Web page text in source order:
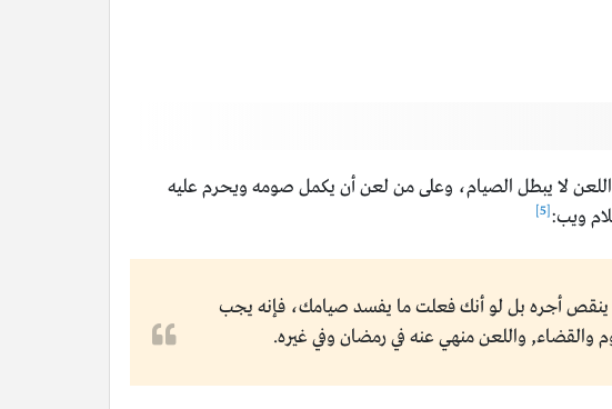
اللعن لا يبطل الصيام، وعلى من لعن أن يكمل صومه ويحرم عليه
ويب:[5]
أجره بل لو أنك فعلت ما يفسد صيامك، فإنه يجب
والقضاء, واللعن منهي عنه في رمضان وفي غيره.